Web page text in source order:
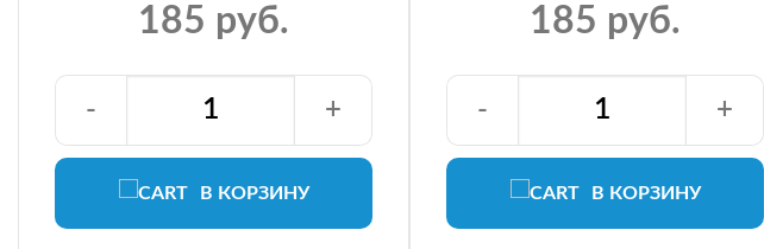
185 руб.
В КОРЗИНУ
- +
185 руб.
В КОРЗИНУ
- +